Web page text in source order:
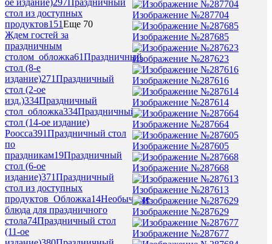
ое издание)297Праздничный
стол из доступных
продуктов151Еще 70
Ждем гостей за
праздничным
столом_обложка61Праздничный
стол (8-е
издание)271Праздничный
стол (2-ое
изд.)334Праздничный
стол_обложка334Праздничный
стол (14-ое издание)
Роосса391Праздничный стол
по
праздникам19Праздничный
стол (6-ое
издание)371Праздничный
стол из доступных
продуктов_Обложка14Необычные
блюда для праздничного
стола74Праздничный стол
(11-ое
Изображение №287704
Изображение №287685
Изображение №287623
Изображение №287616
Изображение №287614
Изображение №287664
Изображение №287605
Изображение №287668
Изображение №287613
Изображение №287629
Изображение №287677